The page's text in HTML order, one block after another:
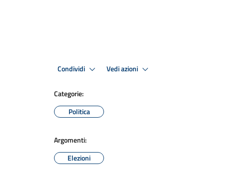
Condividi Vedi azioni
Categorie:
Politica
Argomenti:
Elezioni